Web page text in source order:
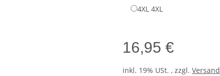
4XL 4XL
16,95 €
inkl. 19% USt. , zzgl. Versand